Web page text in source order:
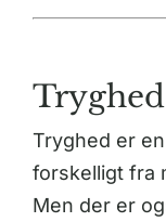
Tryghed er
forskelligt fra
Men der er